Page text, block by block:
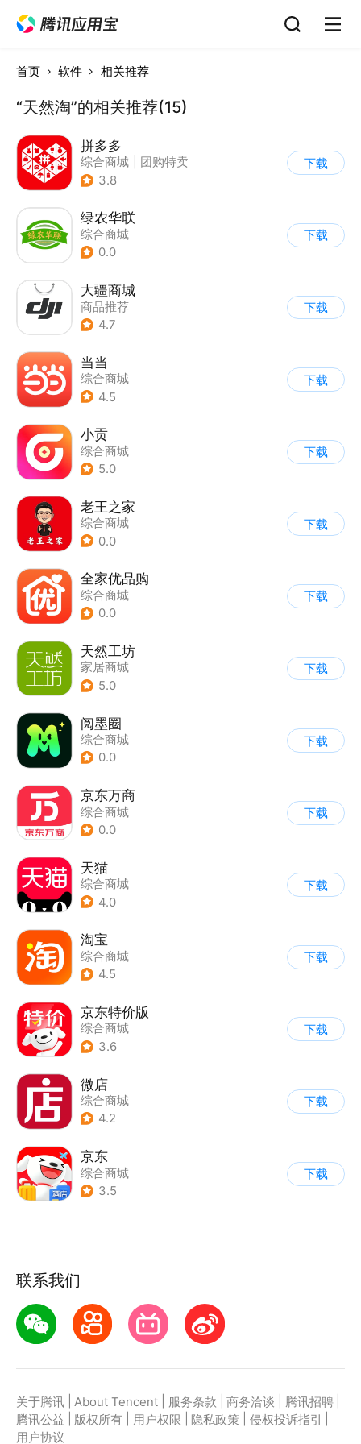
首页 软件 相关推荐
“天然淘”的相关推荐(15)
拼多多
综合商城
团购特卖
3.8
下载
绿农华联
综合商城
0.0
下载
大疆商城
商品推荐
4.7
下载
当当
综合商城
4.5
下载
小贡
综合商城
5.0
下载
老王之家
综合商城
0.0
下载
全家优品购
综合商城
0.0
下载
天然工坊
家居商城
5.0
下载
阅墨圈
综合商城
0.0
下载
京东万商
综合商城
0.0
下载
天猫
综合商城
4.0
下载
淘宝
综合商城
4.5
下载
京东特价版
综合商城
3.6
下载
微店
综合商城
4.2
下载
京东
综合商城
3.5
下载
联系我们
关于腾讯 About Tencent 服务条款 商务洽谈 腾讯招聘
腾讯公益
版权所有 用户权限 隐私政策 侵权投诉指引
用户协议